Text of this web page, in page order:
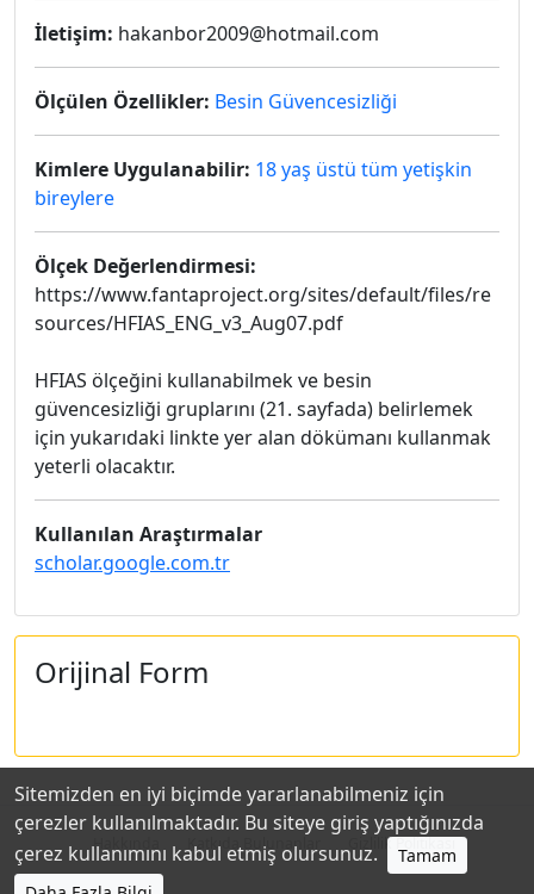
İletişim: hakanbor2009@hotmail.com
Ölçülen Özellikler: Besin Güvencesizliği
Kimlere Uygulanabilir: 18 yaş üstü tüm yetişkin
bireylere
Ölçek Değerlendirmesi:
https://www.fantaproject.org/sites/default/files/re
sources/HFIAS_ENG_v3_Aug07.pdf
HFIAS ölçeğini kullanabilmek ve besin
güvencesizliği gruplarını (21. sayfada) belirlemek
için yukarıdaki linkte yer alan dökümanı kullanmak
yeterli olacaktır.
Kullanılan Araştırmalar
scholar.google.com.tr
Orijinal Form
Hakkında Katkıda Bulunanlar Gizlilik Politikası
Sitemizden en iyi biçimde yararlanabilmeniz için
çerezler kullanılmaktadır. Bu siteye giriş yaptığınızda
çerez kullanımını kabul etmiş olursunuz.
Tamam